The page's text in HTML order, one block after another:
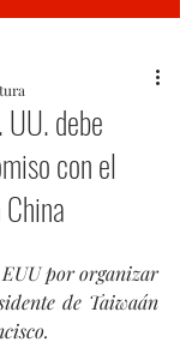
debe
con el
por organizar
de Taiwaán